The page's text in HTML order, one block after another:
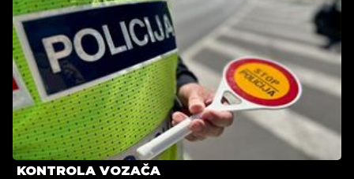
KONTROLA VOZAČA